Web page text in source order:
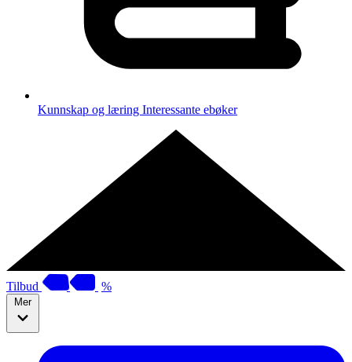
Kunnskap og læring Interessante ebøker
Tilbud %
Mer